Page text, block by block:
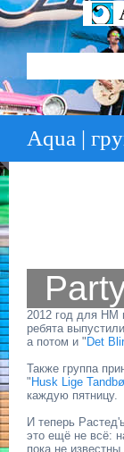
Aqua |
2012 год для HM
ребята
а потом и " Det
Также группа
" Husk Lige
каждую пятницу.
И теперь
это ещё не всё:
пока не известны.